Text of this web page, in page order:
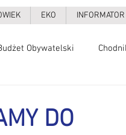
EKO INFORMATOR
Obywatelski
DO